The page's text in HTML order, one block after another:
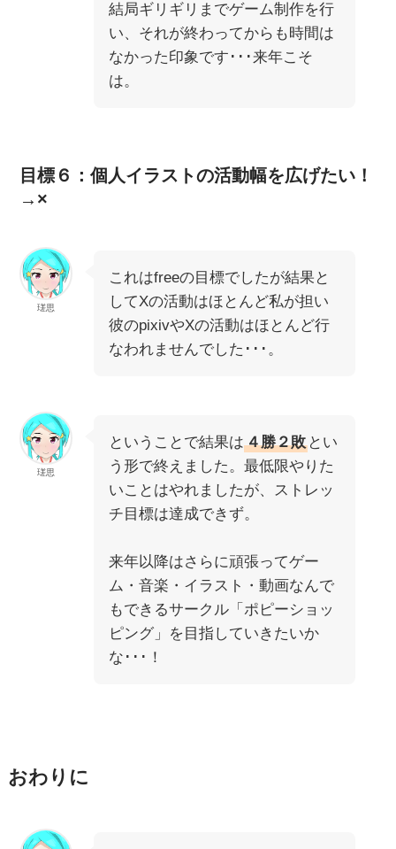
結局ギリギリまでゲーム制作を行
い、それが終わってからも時間は
なかった印象です･･･来年こそ
は。
目標６：個人イラストの活動幅を広げたい！
→×
瑳思
これはfreeの目標でしたが結果と
してXの活動はほとんど私が担い
彼のpixivやXの活動はほとんど行
なわれませんでした･･･。
瑳思
ということで結果は４勝２敗 とい
う形で終えました。最低限やりた
いことはやれましたが、ストレッ
チ目標は達成できず。
来年以降はさらに頑張ってゲー
ム・音楽・イラスト・動画なんで
もできるサークル「ポピーショッ
ピング」を目指していきたいか
な･･･！
おわりに